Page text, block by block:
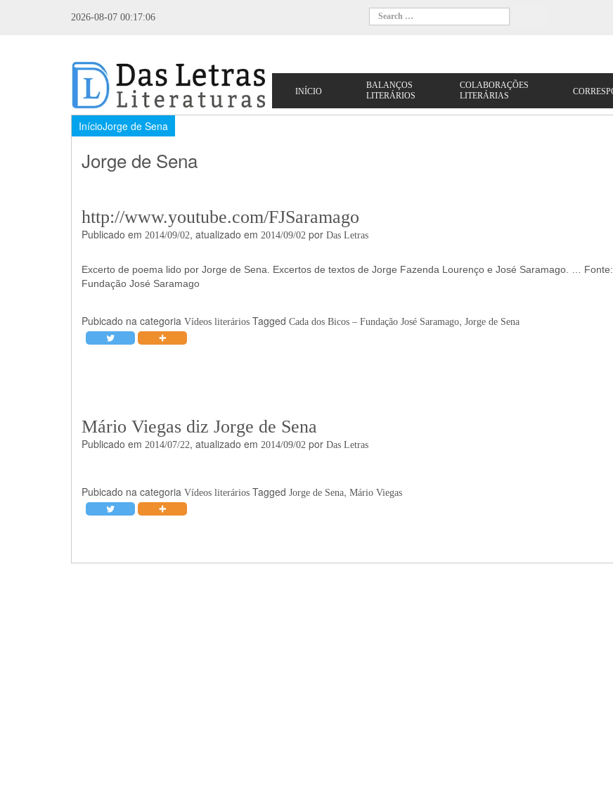
2026-08-07 00:17:06
InícioJorge de Sena
Jorge de Sena
http://www.youtube.com/FJSaramago
Publicado em 2014/09/02, atualizado em 2014/09/02por Das Letras
Excerto de poema lido por Jorge de Sena. Excertos de textos de Jorge Fazenda Lourenço e José Saramago. … Fonte:
Fundação José Saramago
Pubicado na categoria Vídeos literários Tagged Cada dos Bicos – Fundação José Saramago, Jorge de Sena
Mário Viegas diz Jorge de Sena
Publicado em 2014/07/22, atualizado em 2014/09/02 por Das Letras
Pubicado na categoria Vídeos literários Tagged Jorge de Sena, Mário Viegas